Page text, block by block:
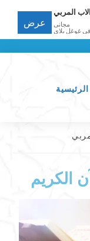
الكريم
المربي
مجانى
في غوغل بلاي
عرض